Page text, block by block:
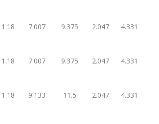
1.18 7.007 9.375 2.047 4.331
1.18 7.007 9.375 2.047 4.331
1.18 9.133 11.5 2.047 4.331